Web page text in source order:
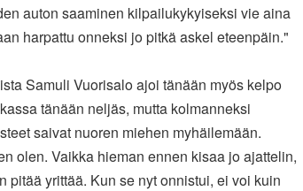
auton saaminen kilpailukykyiseksi vie aina
harpattu onneksi jo pitkä askel eteenpäin."
Samuli Vuorisalo ajoi tänään myös kelpo
tänään neljäs, mutta kolmanneksi
saivat nuoren miehen myhäilemään.
olen. Vaikka hieman ennen kisaa jo ajattelin,
pitää yrittää. Kun se nyt onnistui, ei voi kuin